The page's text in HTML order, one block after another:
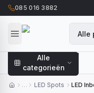
085 016 3882
Alle
categorieën
… LED Spots